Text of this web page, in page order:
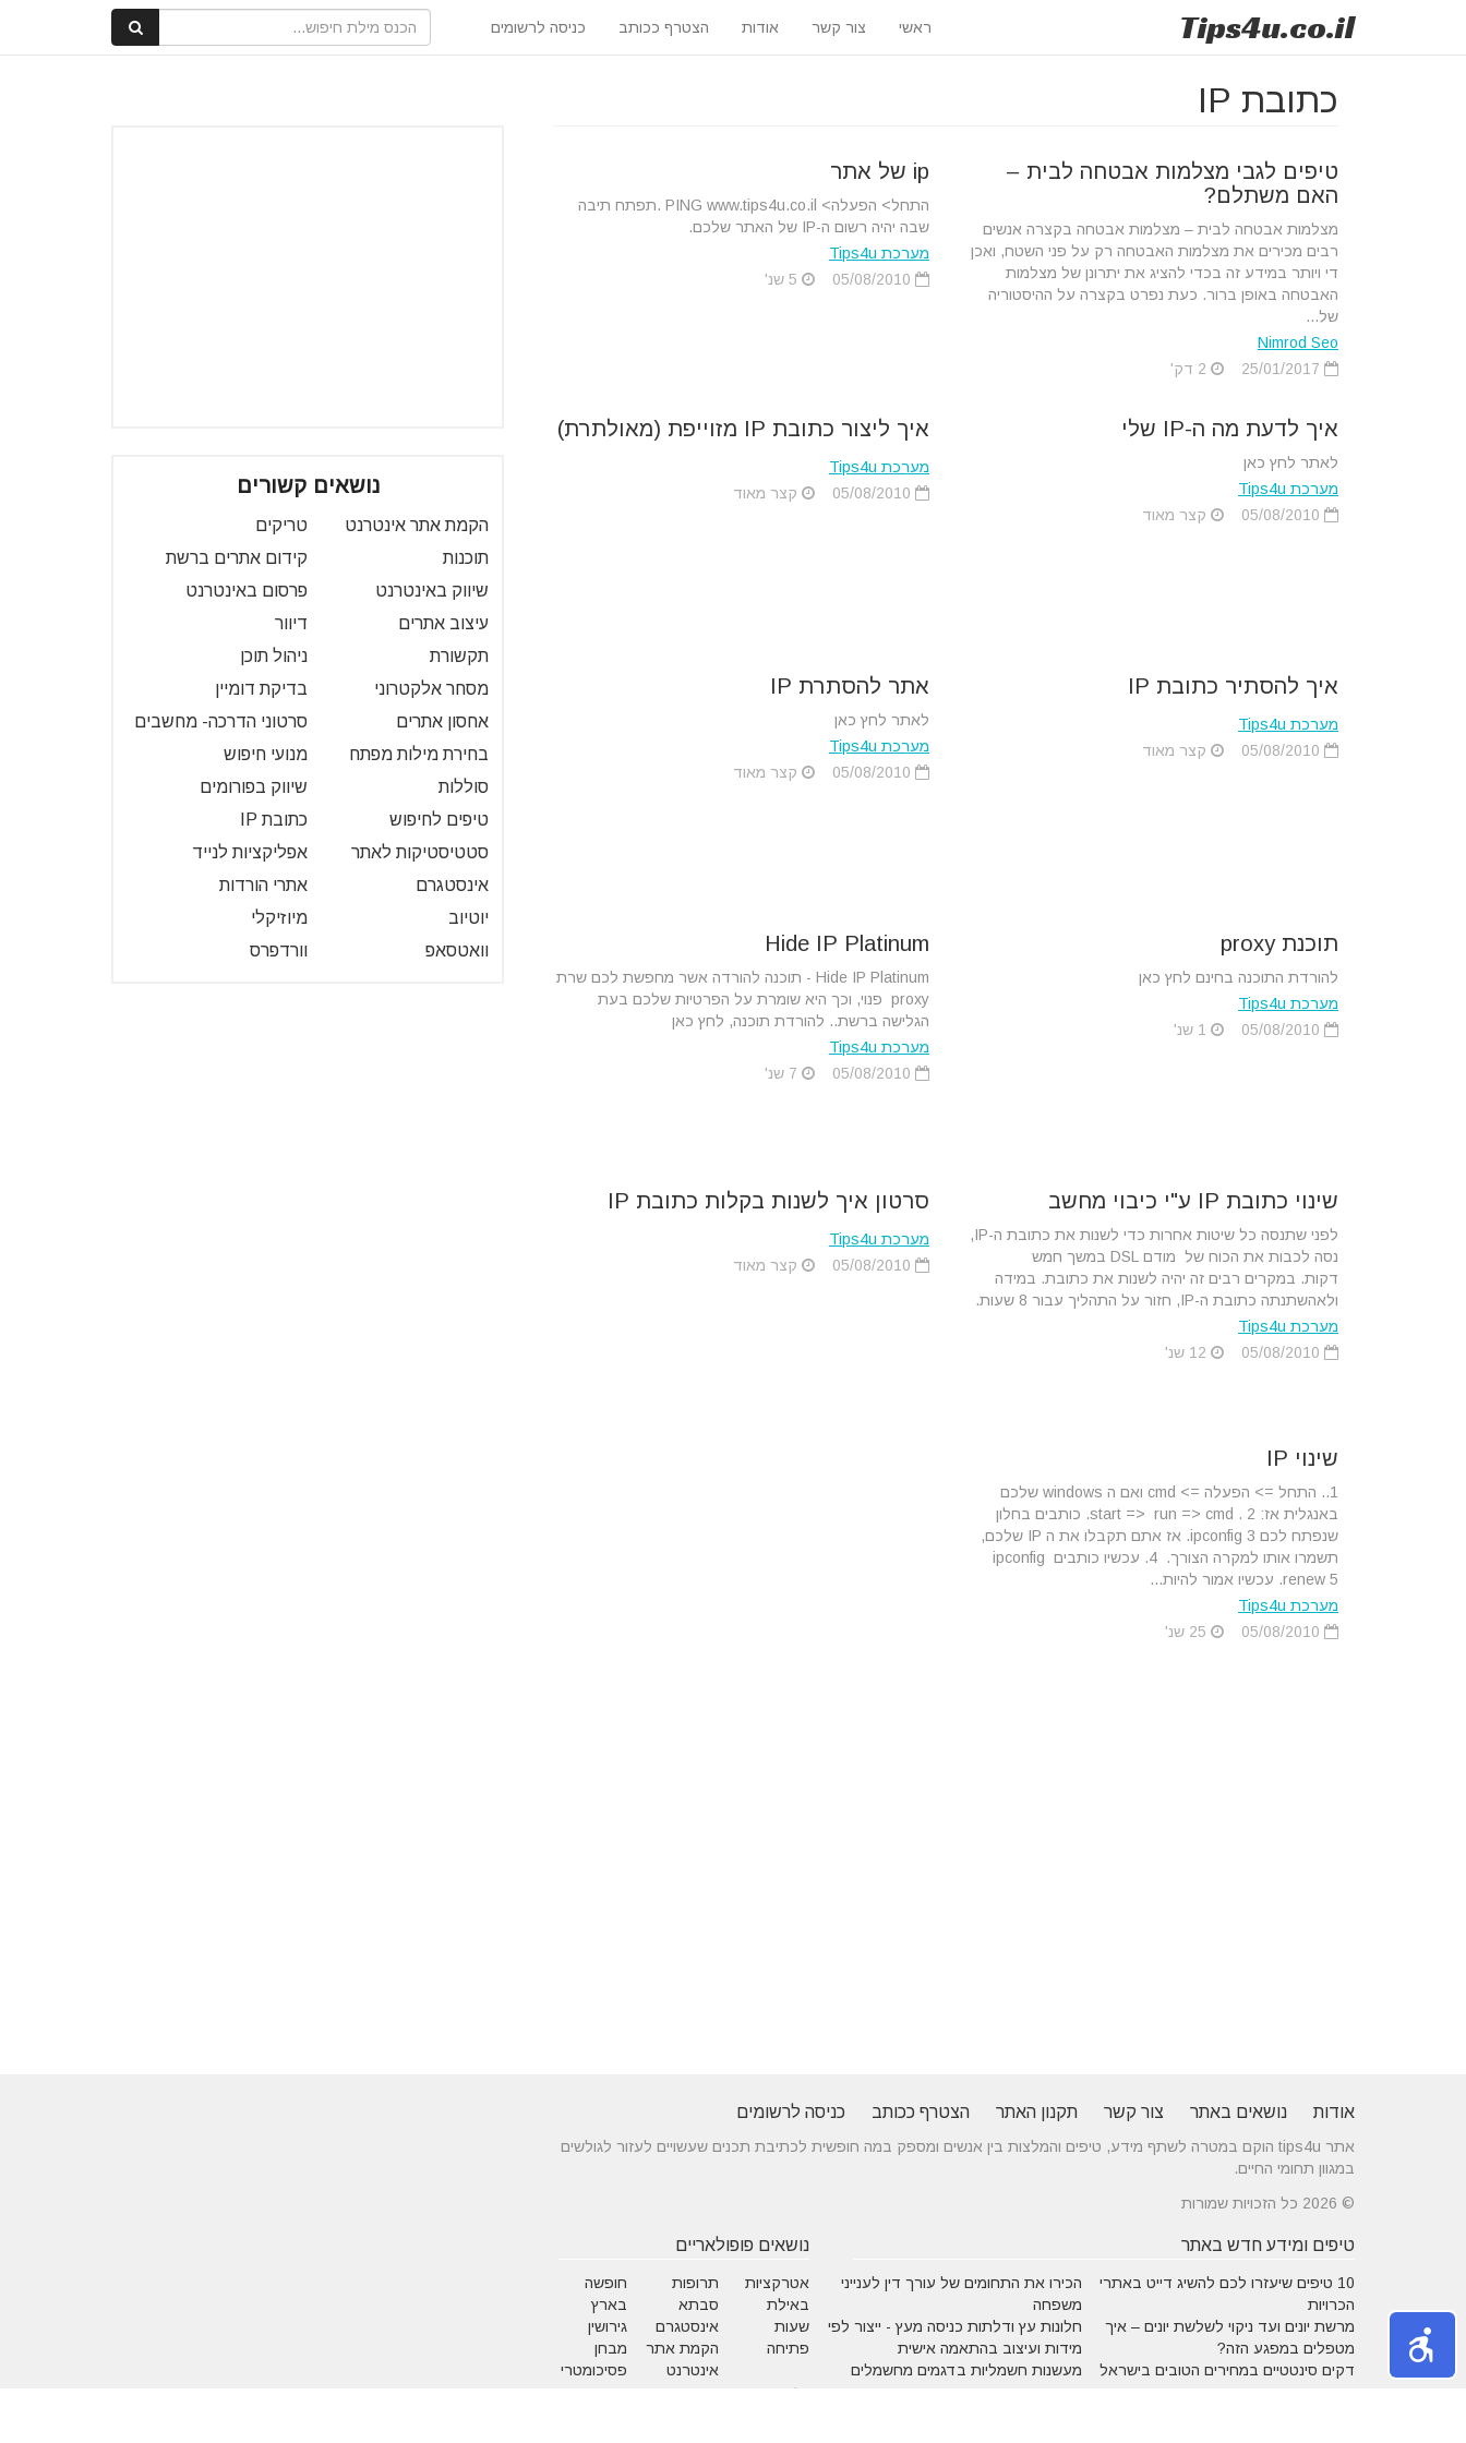
Tips4u.co.il ראשי צור קשר אודות הצטרף ככותב כניסה לרשומים
כתובת IP
טיפים לגבי מצלמות אבטחה לבית –
האם משתלם?
מצלמות אבטחה לבית – מצלמות אבטחה בקצרה אנשים
רבים מכירים את מצלמות האבטחה רק על פני השטח, ואכן
די ויותר במידע זה בכדי להציג את יתרונן של מצלמות
האבטחה באופן ברור. כעת נפרט בקצרה על ההיסטוריה
של...
Nimrod Seo
ip של אתר
התחל> הפעלה> PING www.tips4u.co.il .תפתח תיבה
שבה יהיה רשום ה-IP של האתר שלכם.
מערכת Tips4u
איך לדעת מה ה-IP שלי
לאתר לחץ כאן
מערכת Tips4u
קצר מאוד
איך ליצור כתובת IP מזוייפת (מאולתרת)
מערכת Tips4u
קצר מאוד
איך להסתיר כתובת IP
מערכת Tips4u
קצר מאוד
אתר להסתרת IP
לאתר לחץ כאן
מערכת Tips4u
קצר מאוד
תוכנת proxy
להורדת התוכנה בחינם לחץ כאן
מערכת Tips4u
Hide IP Platinum
Hide IP Platinum - תוכנה להורדה אשר מחפשת לכם שרת
proxy פנוי, וכך היא שומרת על הפרטיות שלכם בעת
הגלישה ברשת.. להורדת תוכנה, לחץ כאן
מערכת Tips4u
שינוי כתובת IP ע"י כיבוי מחשב
לפני שתנסה כל שיטות אחרות כדי לשנות את כתובת ה-IP,
נסה לכבות את הכוח של מודם DSL במשך חמש
דקות. במקרים רבים זה יהיה לשנות את כתובת. במידה
ולאהשתנתה כתובת ה-IP, חזור על התהליך עבור 8 שעות.
מערכת Tips4u
סרטון איך לשנות בקלות כתובת IP
מערכת Tips4u
קצר מאוד
שינוי IP
1.. התחל => הפעלה => cmd ואם ה windows שלכם
באנגלית אז: start => run => cmd . 2. כותבים בחלון
שנפתח לכם ipconfig 3. אז אתם תקבלו את ה IP שלכם,
תשמרו אותו למקרה הצורך. 4. עכשיו כותבים ipconfig
renew 5. עכשיו אמור להיות...
מערכת Tips4u
נושאים קשורים
הקמת אתר אינטרנט
טריקים
תוכנות
קידום אתרים ברשת
שיווק באינטרנט
פרסום באינטרנט
עיצוב אתרים
דיוור
תקשורת
ניהול תוכן
מסחר אלקטרוני
בדיקת דומיין
אחסון אתרים
סרטוני הדרכה- מחשבים
בחירת מילות מפתח
מנועי חיפוש
סוללות
שיווק בפורומים
טיפים לחיפוש
כתובת IP
סטטיסטיקות לאתר
אפליקציות לנייד
אינסטגרם
אתרי הורדות
יוטיוב
מיוזיקלי
וואטסאפ
וורדפרס
אודות נושאים באתר צור קשר תקנון האתר הצטרף ככותב כניסה לרשומים
אתר tips4u הוקם במטרה לשתף מידע, טיפים והמלצות בין אנשים ומספק במה חופשית לכתיבת תכנים שעשויים לעזור לגולשים
במגוון תחומי החיים.
© 2026 כל הזכויות שמורות
טיפים ומידע חדש באתר
10 טיפים שיעזרו לכם להשיג דייט באתרי
הכרויות
הכירו את התחומים של עורך דין לענייני
משפחה
מרשת יונים ועד ניקוי לשלשת יונים – איך
מטפלים במפגע הזה?
חלונות עץ ודלתות כניסה מעץ - ייצור לפי
מידות ועיצוב בהתאמה אישית
דקים סינטטיים במחירים הטובים בישראל
מעשנות חשמליות בדגמים מחשמלים
נושאים פופולאריים
אטרקציות
באילת
תרופות
סבתא
חופשה
בארץ
שעות
פתיחה
אינסטגרם
גירושין
הקמת אתר
אינטרנט
מבחן
פסיכומטרי
מזג אוויר